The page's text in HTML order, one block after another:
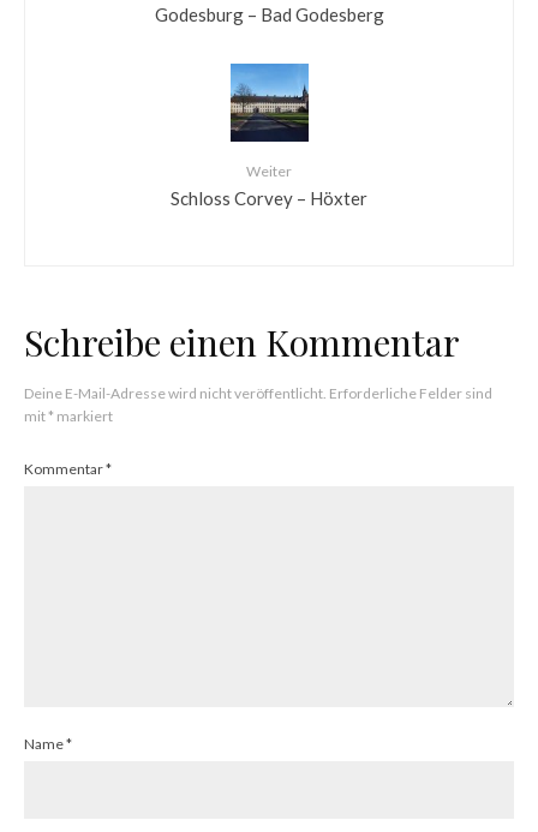
Godesburg – Bad Godesberg
Weiter
Schloss Corvey – Höxter
Schreibe einen Kommentar
Deine E-Mail-Adresse wird nicht veröffentlicht. Erforderliche Felder sind
mit* markiert
Kommentar*
Name*